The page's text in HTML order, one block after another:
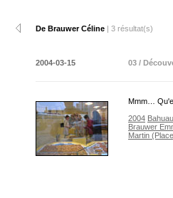
De Brauwer Céline | 3 résultat(s)
2004-03-15
03 /
Mmm…
2004
Brauwer
Martin